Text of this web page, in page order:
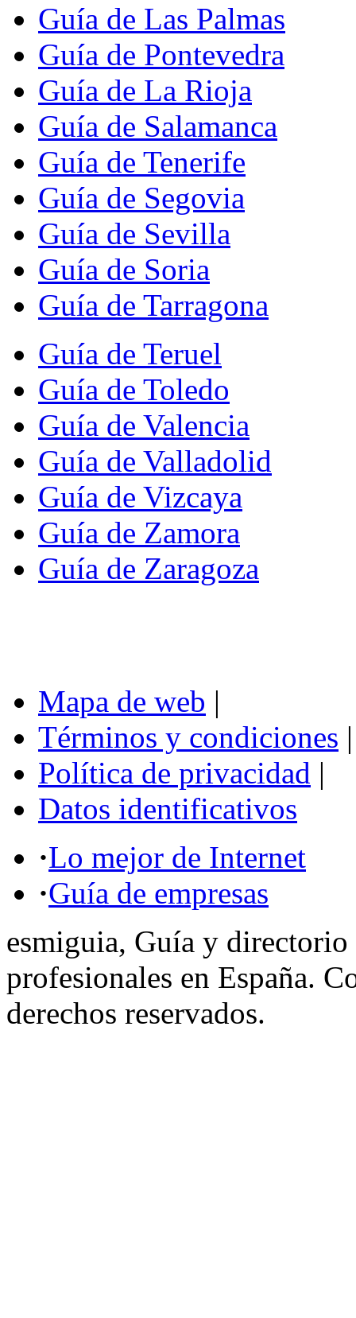
Guía de Las Palmas
Guía de Pontevedra
Guía de La Rioja
Guía de Salamanca
Guía de Tenerife
Guía de Segovia
Guía de Sevilla
Guía de Soria
Guía de Tarragona
Guía de Teruel
Guía de Toledo
Guía de Valencia
Guía de Valladolid
Guía de Vizcaya
Guía de Zamora
Guía de Zaragoza
Mapa de web |
Términos y condiciones |
Política de privacidad |
Datos identificativos
·Lo mejor de Internet
·Guía de empresas
esmiguia, Guía y directorio
profesionales en España.
derechos reservados.